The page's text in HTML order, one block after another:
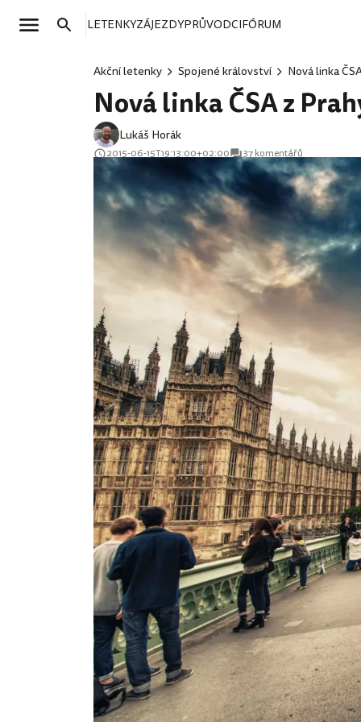
LETENKYZÁJEZDYPRŮVODCIFÓRUM
Akční letenky Spojené království Nová linka
Nová linka ČSA z
Lukáš Horák
2015-06-15T19:13:00+02:00 37 komentářů